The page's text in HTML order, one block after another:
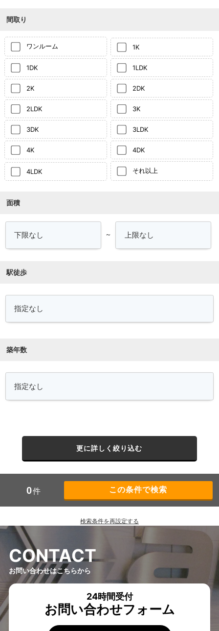
間取り
ワンルーム 1K
1DK 1LDK
2K 2DK
2LDK 3K
3DK 3LDK
4K 4DK
4LDK それ以上
面積
～
駅徒歩
築年数
更に詳しく絞り込む
0件
検索条件を再設定する
CONTACT
お問い合わせはこちらから
24時間受付
お問い合わせフォーム